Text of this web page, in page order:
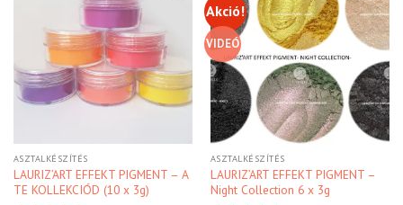
Kedvencekhez
ASZTALKÉSZÍTÉS
LAURIZ’ART EFFEKT PIGMENT – A
TE KOLLEKCIÓD (10 x 3g)
Akció!
VIDEÓ Kedvencekhez
ASZTALKÉSZÍTÉS
LAURIZ’ART EFFEKT PIGMENT –
Night Collection 6 x 3g